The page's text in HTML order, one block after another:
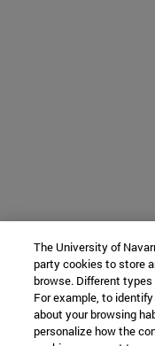
The University of
party cookies to store
browse. Different
For example, to
about your browsing
personalize how the